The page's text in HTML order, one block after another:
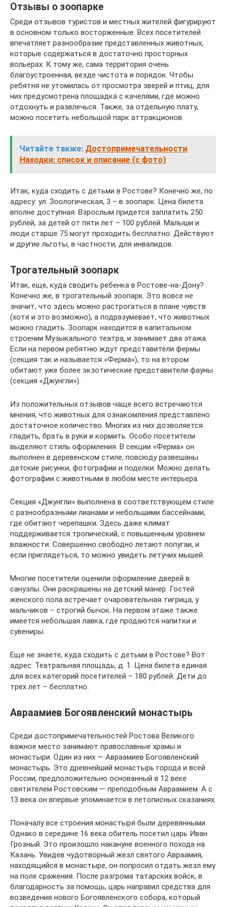
Отзывы о зоопарке
Среди отзывов туристов и местных жителей фигурируют
в основном только восторженные. Всех посетителей
впечатляет разнообразие представленных животных,
которые содержаться в достаточно просторных
вольерах. К тому же, сама территория очень
благоустроенная, везде чистота и порядок. Чтобы
ребятня не утомилась от просмотра зверей и птиц, для
них предусмотрена площадка с качелями, где можно
отдохнуть и развлечься. Также, за отдельную плату,
можно посетить небольшой парк аттракционов.
Читайте также: Достопримечательности
Находки: список и описание (с фото)
Итак, куда сходить с детьми в Ростове? Конечно же, по
адресу: ул. Зоологическая, 3 – в зоопарк. Цена билета
вполне доступная. Взрослым придется заплатить 250
рублей, за детей от пяти лет – 100 рублей. Малыши и
люди старше 75 могут проходить бесплатно. Действуют
и другие льготы, в частности, для инвалидов.
Трогательный зоопарк
Итак, еще, куда сводить ребенка в Ростове-на-Дону?
Конечно же, в трогательный зоопарк. Это вовсе не
значит, что здесь можно растрогаться в плане чувств
(хотя и это возможно), а подразумевает, что животных
можно гладить. Зоопарк находится в капитальном
строении Музыкального театра, и занимает два этажа.
Если на первом ребятню ждут представители фермы
(секция так и называется «Ферма»), то на втором
обитают уже более экзотические представители фауны
(секция «Джунгли»).
Из положительных отзывов чаще всего встречаются
мнения, что животных для ознакомления представлено
достаточное количество. Многих из них дозволяется
гладить, брать в руки и кормить. Особо посетители
выделяют стиль оформления. В секции «Ферма» он
выполнен в деревенском стиле, повсюду развешаны
детские рисунки, фотографии и поделки. Можно делать
фотографии с животными в любом месте интерьера.
Секция «Джунгли» выполнена в соответствующем стиле
с разнообразными лианами и небольшими бассейнами,
где обитают черепашки. Здесь даже климат
поддерживается тропический, с повышенным уровнем
влажности. Совершенно свободно летают попугаи, и
если приглядеться, то можно увидеть летучих мышей.
Многие посетители оценили оформление дверей в
санузлы. Они раскрашены на детский манер. Гостей
женского пола встречает очаровательная тигрица, у
мальчиков – строгий бычок. На первом этаже также
имеется небольшая лавка, где продаются напитки и
сувениры.
Еще не знаете, куда сходить с детьми в Ростове? Вот
адрес: Театральная площадь, д. 1. Цена билета единая
для всех категорий посетителей – 180 рублей. Дети до
трех лет – бесплатно.
Авраамиев Богоявленский монастырь
Среди достопримечательностей Ростова Великого
важное место занимают православные храмы и
монастыри. Один из них — Авраамиев Богоявленский
монастырь. Это древнейший монастырь города и всей
России, предположительно основанный в 12 веке
святителем Ростовским — преподобным Авраамием. А с
13 века он впервые упоминается в летописных сказаниях.
Поначалу все строения монастыря были деревянными.
Однако в середине 16 века обитель посетил царь Иван
Грозный. Это произошло накануне военного похода на
Казань. Увидев чудотворный жезл святого Авраамия,
находящийся в монастыре, он попросил отдать жезл ему
на поле сражения. После разгрома татарских войск, в
благодарность за помощь, царь направил средства для
возведения нового Богоявленского собора, который